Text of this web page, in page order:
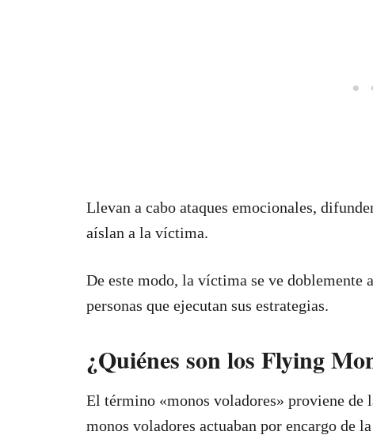
Llevan a cabo ataques emocionales,
aíslan a la víctima.
De este modo, la víctima se ve
personas que ejecutan sus estrategias.
¿Quiénes son los Flying
El término «monos voladores» proviene de
monos voladores actuaban por encargo de